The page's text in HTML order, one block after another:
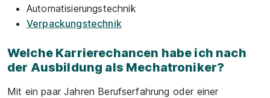
Automatisierungstechnik
Verpackungstechnik
Welche Karrierechancen habe ich nach
der Ausbildung als Mechatroniker?
Mit ein paar Jahren Berufserfahrung oder einer